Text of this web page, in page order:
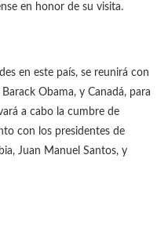
en honor de su visita.
en este país, se reunirá con
Obama, y Canadá, para
a cabo la cumbre de
con los presidentes de
Juan Manuel Santos, y